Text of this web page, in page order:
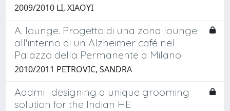
2009/2010 LI, XIAOYI
A. lounge. Progetto di una zona lounge
all'interno di un Alzheimer café nel
Palazzo della Permanente a Milano
2010/2011 PETROVIC, SANDRA
Aadmi : designing a unique grooming
solution for the Indian HE